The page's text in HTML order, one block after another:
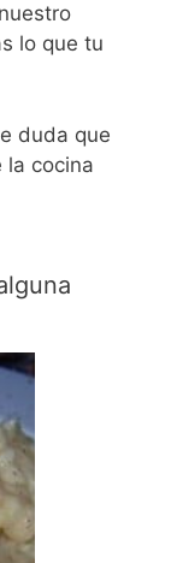
lo que tu
duda que
la cocina